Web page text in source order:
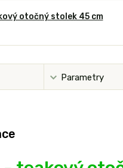
otočný stolek 45 cm
Parametry